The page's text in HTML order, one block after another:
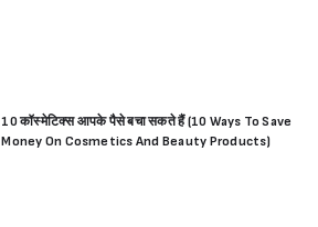
10 कॉस्मेटिक्स आपके पैसे बचा सकते हैं (10 Ways To Save
Money On Cosmetics And Beauty Products)